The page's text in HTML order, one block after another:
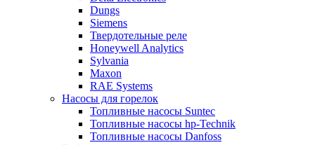
Dungs
Siemens
Твердотельные реле
Honeywell Analytics
Sylvania
Maxon
RAE Systems
Насосы для горелок
Топливные насосы Suntec
Топливные насосы hp-Technik
Топливные насосы Danfoss